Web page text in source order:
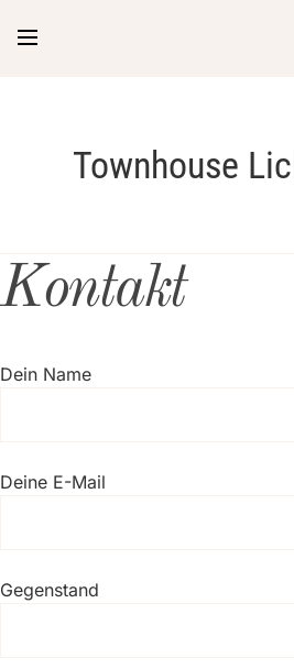
Townhouse
Kontakt
Dein Name
Deine E-Mail
Gegenstand